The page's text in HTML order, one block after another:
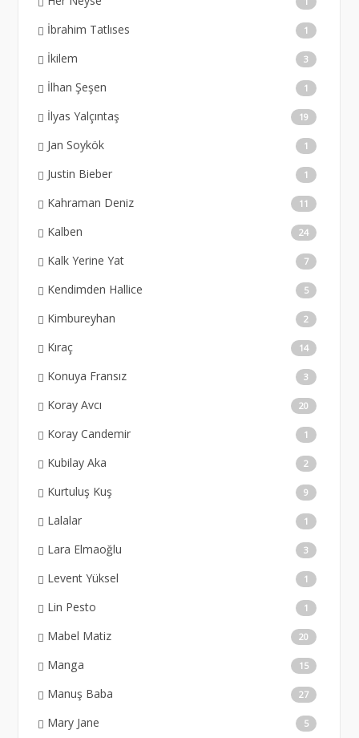
İbrahim Tatlıses 1
İkilem 3
İlhan Şeşen 1
İlyas Yalçıntaş 19
Jan Soykök 1
Justin Bieber 1
Kahraman Deniz 11
Kalben 24
Kalk Yerine Yat 7
Kendimden Hallice 5
Kimbureyhan 2
Kıraç 14
Konuya Fransız 3
Koray Avcı 20
Koray Candemir 1
Kubilay Aka 2
Kurtuluş Kuş 9
Lalalar 1
Lara Elmaoğlu 3
Levent Yüksel 1
Lin Pesto 1
Mabel Matiz 20
Manga 15
Manuş Baba 27
Mary Jane 5